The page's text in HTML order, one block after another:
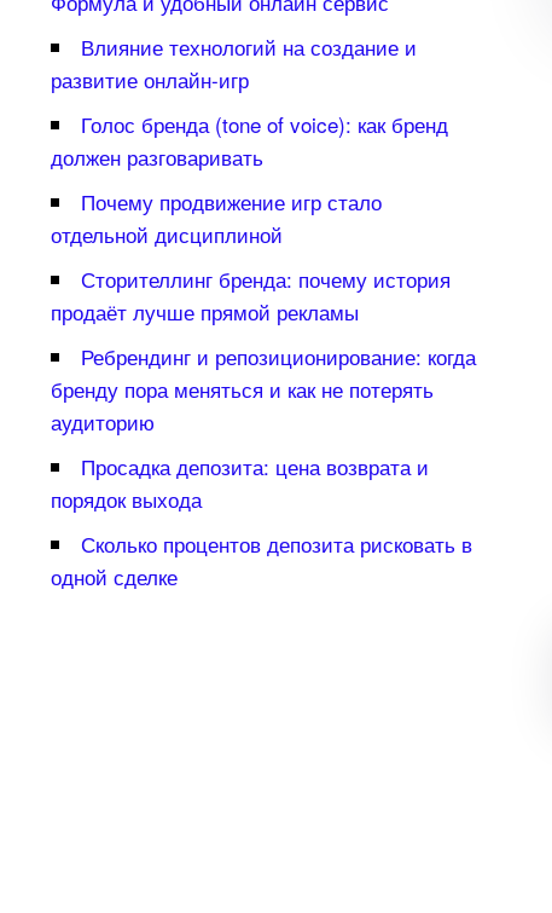
лияние технологий на создание и
развитие онлайн-игр
Голос бренда (tone of voice): как бренд
должен разговаривать
Почему продвижение игр стало
отдельной дисциплиной
Сторителлинг бренда: почему история
продаёт лучше прямой рекламы
Ребрендинг и репозиционирование: когда
ренду пора меняться и как не потерять
аудиторию
Просадка депозита: цена возврата и
порядок выхода
Сколько процентов депозита рисковать
одной сделке